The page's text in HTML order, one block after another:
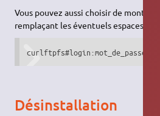
Vous pouvez aussi choisir de monter
remplaçant les éventuels espaces par
Désinstallation